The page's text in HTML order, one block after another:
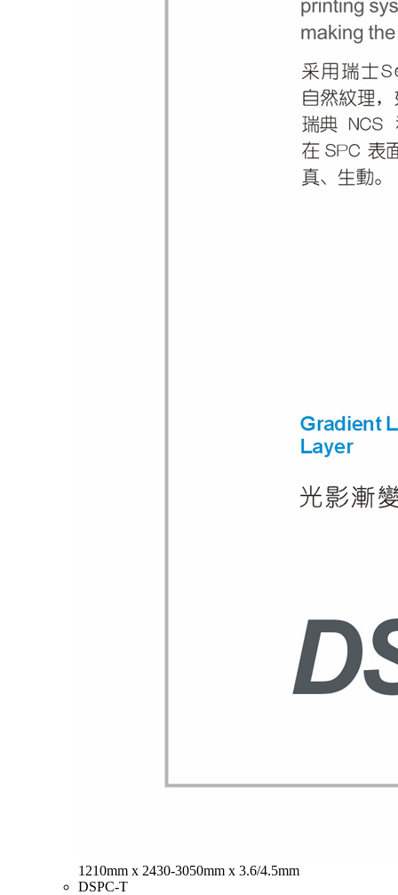
1210mm x 2430-3050mm x 3.6/4.5mm
DSPC-T